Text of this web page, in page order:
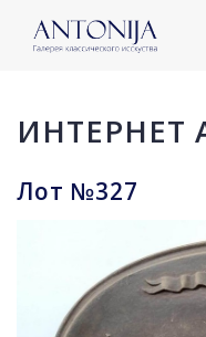
ИНТЕРНЕТ
Лот №327